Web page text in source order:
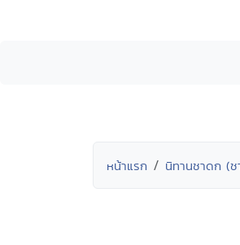
หน้าแรก นิทานชาดก (